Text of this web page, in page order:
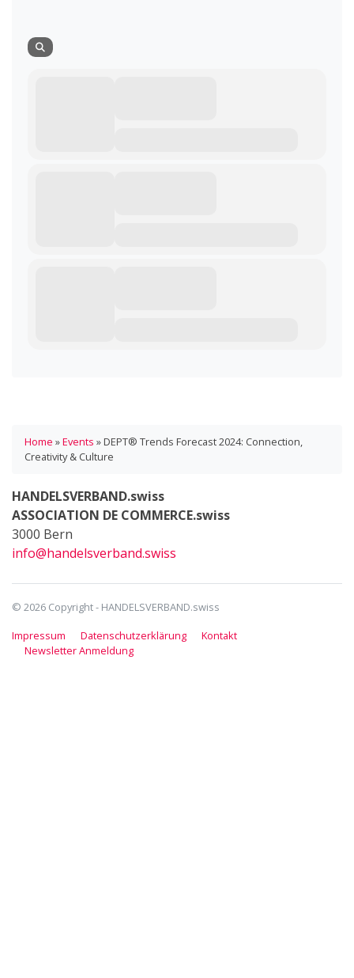
Home »Events »DEPT® Trends Forecast 2024: Connection,
Creativity & Culture
HANDELSVERBAND.swiss
ASSOCIATION DE COMMERCE.swiss
3000 Bern
info@handelsverband.swiss
© 2026 Copyright - HANDELSVERBAND.swiss
Impressum
Datenschutzerklärung
Kontakt
Newsletter Anmeldung